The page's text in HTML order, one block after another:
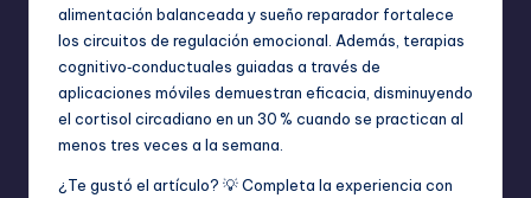
alimentación balanceada y sueño reparador fortalece
los circuitos de regulación emocional. Además, terapias
cognitivo‑conductuales guiadas a través de
aplicaciones móviles demuestran eficacia, disminuyendo
el cortisol circadiano en un 30 % cuando se practican al
menos tres veces a la semana.
¿Te gustó el artículo? 💡 Completa la experiencia con